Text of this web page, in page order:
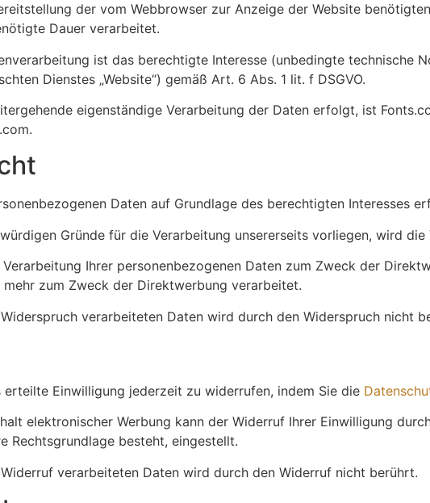
der vom Webbrowser zur Anzeige der Website
Dauer verarbeitet.
ist das berechtigte Interesse (unbedingte technische
Dienstes „Website“) gemäß Art. 6 Abs. 1 lit. f DSGVO.
eigenständige Verarbeitung der Daten erfolgt, ist
Daten auf Grundlage des berechtigten Interesses
Gründe für die Verarbeitung unsererseits vorliegen, wird
Ihrer personenbezogenen Daten zum Zweck der
zum Zweck der Direktwerbung verarbeitet.
verarbeiteten Daten wird durch den Widerspruch nicht
erteilte Einwilligung jederzeit zu widerrufen, indem Sie die
elektronischer Werbung kann der Widerruf Ihrer Einwilligung
Rechtsgrundlage besteht, eingestellt.
verarbeiteten Daten wird durch den Widerruf nicht berührt.